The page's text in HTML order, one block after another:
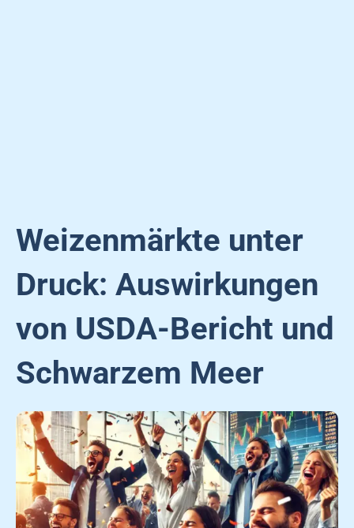
Weizenmärkte unter
Druck: Auswirkungen
von USDA-Bericht und
Schwarzem Meer